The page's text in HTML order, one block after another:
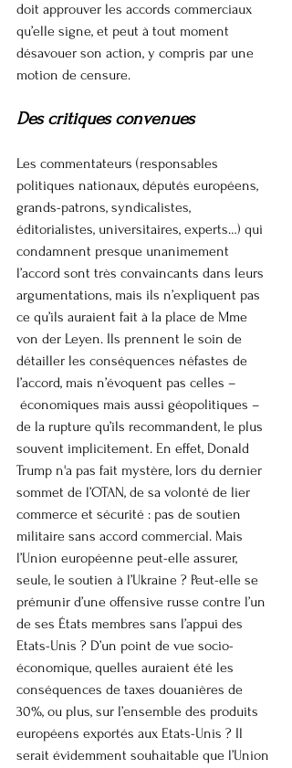
doit approuver les accords commerciaux
qu’elle signe, et peut à tout moment
désavouer son action, y compris par une
motion de censure.
Des critiques convenues
Les commentateurs (responsables
politiques nationaux, députés européens,
grands-patrons, syndicalistes,
éditorialistes, universitaires, experts…) qui
condamnent presque unanimement
l’accord sont très convaincants dans leurs
argumentations, mais ils n’expliquent pas
ce qu’ils auraient fait à la place de Mme
von der Leyen. Ils prennent le soin de
détailler les conséquences néfastes de
l’accord, mais n’évoquent pas celles –
économiques mais aussi géopolitiques –
de la rupture qu’ils recommandent, le plus
souvent implicitement. En effet, Donald
Trump n'a pas fait mystère, lors du dernier
sommet de l’OTAN, de sa volonté de lier
commerce et sécurité : pas de soutien
militaire sans accord commercial. Mais
l’Union européenne peut-elle assurer,
seule, le soutien à l’Ukraine ? Peut-elle se
prémunir d’une offensive russe contre l’un
de ses États membres sans l’appui des
Etats-Unis ? D’un point de vue socio-
économique, quelles auraient été les
conséquences de taxes douanières de
30%, ou plus, sur l’ensemble des produits
européens exportés aux Etats-Unis ? Il
serait évidemment souhaitable que l’Union